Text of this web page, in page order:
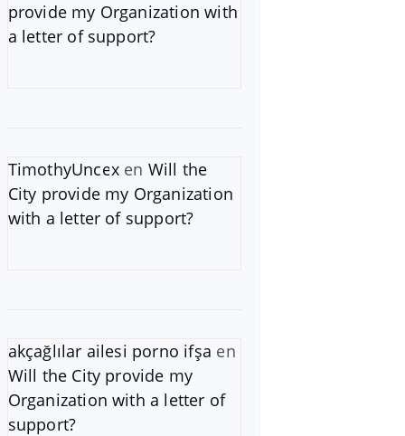
provide my Organization with
a letter of support?
TimothyUncexen Will the
City provide my Organization
with a letter of support?
akçağlılar ailesi porno ifşa en
Will the City provide my
Organization with a letter of
support?